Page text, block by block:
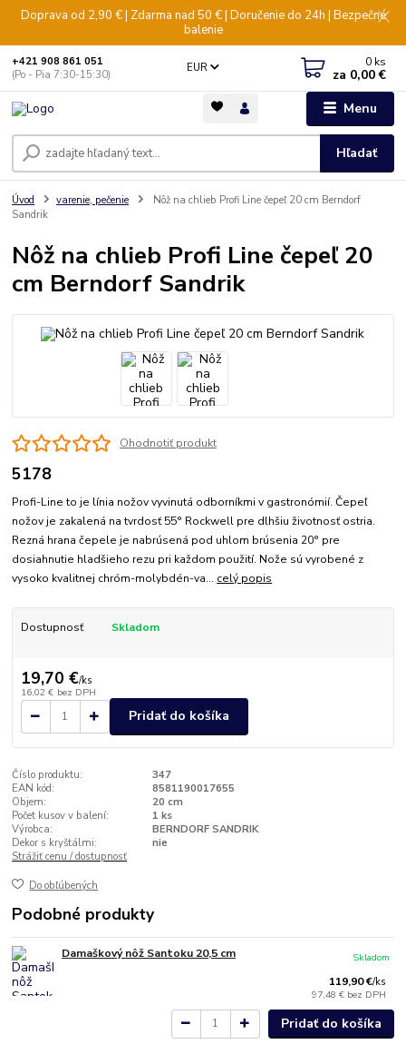
Doprava od 2,90 € | Zdarma nad 50 € | Doručenie do 24h | Bezpečné
balenie
Menu
EUR
Hľadať
+421 908 861 051
(Po - Pia 7:30-15:30)
0 ks
za 0,00 €
Úvod varenie, pečenie
Nôž na chlieb Profi Line čepeľ 20 cm Berndorf
Sandrik
Nôž na chlieb Profi Line čepeľ 20
cm Berndorf Sandrik
Ohodnotiť produkt
5178
Profi-Line to je línia nožov vyvinutá odborníkmi v gastronómií. Čepeľ
nožov je zakalená na tvrdosť 55° Rockwell pre dlhšiu životnosť ostria.
Rezná hrana čepele je nabrúsená pod uhlom brúsenia 20° pre
dosiahnutie hladšieho rezu pri každom použití. Nože sú vyrobené z
vysoko kvalitnej chróm-molybdén-va... celý popis
Dostupnosť Skladom
19,70 €/ks
16,02 € bez DPH
Pridať do košíka
Číslo produktu:
347
EAN kód:
8581190017655
Objem:
20 cm
Počet kusov v balení:
1 ks
Výrobca:
BERNDORF SANDRIK
Dekor s kryštálmi:
nie
Strážiť cenu / dostupnosť
Do obľúbených
Podobné produkty
Damaškový nôž Santoku 20,5 cm
119,90 €/ks
97,48 € bez DPH
Skladom
Pridať do košíka